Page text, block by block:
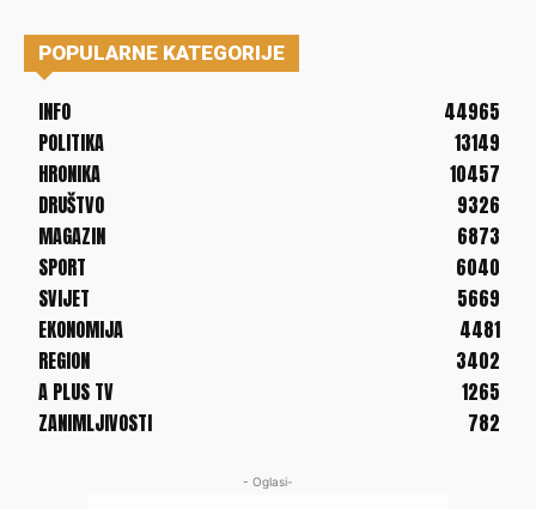
POPULARNE KATEGORIJE
INFO
44965
POLITIKA
13149
HRONIKA
10457
DRUŠTVO
9326
MAGAZIN
6873
SPORT
6040
SVIJET
5669
EKONOMIJA
4481
REGION
3402
A PLUS TV
1265
ZANIMLJIVOSTI
782
- Oglasi-